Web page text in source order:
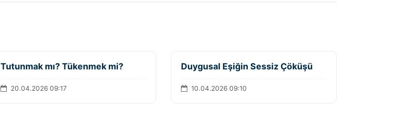
Tutunmak mı? Tükenmek mi?
20.04.2026 09:17
Duygusal Eşiğin Sessiz Çöküşü
10.04.2026 09:10